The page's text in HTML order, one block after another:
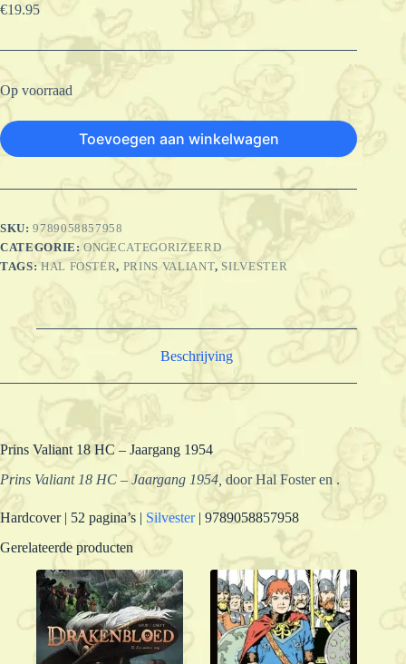
€19.95
Op voorraad
Toevoegen aan winkelwagen
SKU:9789058857958
CATEGORIE:ONGECATEGORIZEERD
TAGS:HAL FOSTER, PRINS VALIANT, SILVESTER
Beschrijving
Prins Valiant 18 HC – Jaargang 1954
Prins Valiant 18 HC – Jaargang 1954, door Hal Foster en .
Hardcover | 52 pagina’s | Silvester| 9789058857958
Gerelateerde producten